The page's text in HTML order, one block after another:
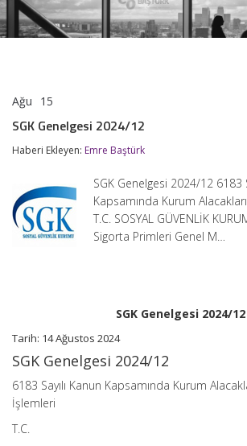
Ağu 15
2024/12
SGK Genelgesi 2024/12
Haberi Ekleyen: Emre Baştürk
SGK Genelgesi 2024/12 6183
Kapsamında Kurum
T.C. SOSYAL GÜVENLİK
Sigorta Primleri Genel M…
SGK Genelgesi 2024/12
Tarih: 14 Ağustos 2024
SGK Genelgesi 2024/12
6183 Sayılı Kanun Kapsamında Kurum
İşlemleri
T.C.